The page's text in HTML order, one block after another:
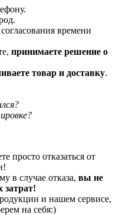
времени
принимаете решение о
товар и доставку.
просто отказаться от
в случае отказа, вы не
затрат!
и нашем сервисе,
на себя:)